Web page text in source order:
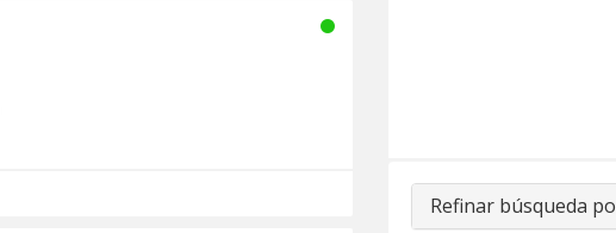
Refinar búsqueda